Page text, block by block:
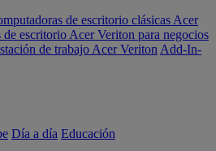
de escritorio clásicas Acer
de escritorio Acer Veriton para negocios
de trabajo Acer Veriton Add-In-
Día a día Educación